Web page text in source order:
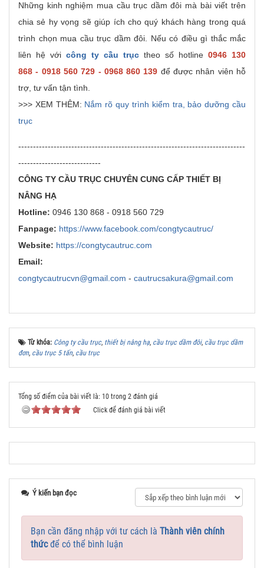
Những kinh nghiệm mua cầu trục dầm đôi mà bài viết trên
chia sẻ hy vọng sẽ giúp ích cho quý khách hàng trong quá
trình chọn mua cầu trục dầm đôi. Nếu có điều gì thắc mắc
liên hệ với công ty cầu trục theo số hotline 0946 130
868 - 0918 560 729 - 0968 860 139 để được nhân viên hỗ
trợ, tư vấn tận tình.
>>> XEM THÊM: Nắm rõ quy trình kiểm tra, bảo dưỡng cầu
trục
-----------------------------------------------------------------------------
----------------------------
CÔNG TY CẦU TRỤC CHUYÊN CUNG CẤP THIẾT BỊ
NÂNG HẠ
Hotline: 0946 130 868 - 0918 560 729
Fanpage: https://www.facebook.com/congtycautruc/
Website: https://congtycautruc.com
Email:
congtycautrucvn@gmail.com - cautrucsakura@gmail.com
Từ khóa: Công ty cầu trục, thiết bị nâng hạ, cầu trục dầm đôi, cầu trục dầm
đơn, cầu trục 5 tấn, cầu trục
Tổng số điểm của bài viết là: 10 trong 2 đánh giá
Click để đánh giá bài viết
Ý kiến bạn đọc
Bạn cần đăng nhập với tư cách là Thành viên chính
thứcđể có thể bình luận